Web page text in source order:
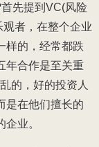
先提到VC(风险
者，在整个企业
样的，经常都跌
年合作是至关重
的，好的投资人
是在他们擅长的
业。